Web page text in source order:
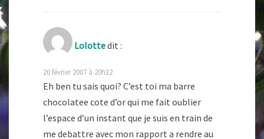
Lolottedit :
20 février 2007 à 20h32
Eh ben tu sais quoi? C’est toi ma barre
chocolatee cote d’or qui me fait oublier
l’espace d’un instant que je suis en train de
me debattre avec mon rapport a rendre au